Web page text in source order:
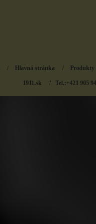
/ Hlavná stránka / Produkty
1911.sk / Tel.:+421 905